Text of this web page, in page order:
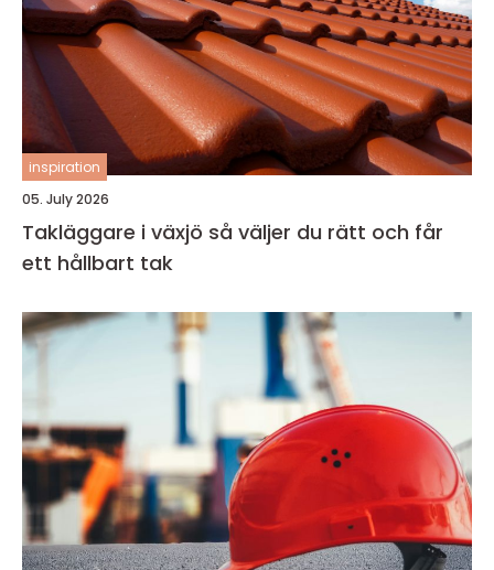
inspiration
05. July 2026
Takläggare i växjö så väljer du rätt och får
ett hållbart tak